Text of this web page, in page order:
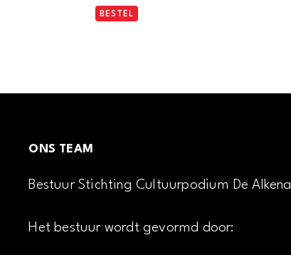
BESTEL
ONS TEAM
Bestuur Stichting Cultuurpodium De
Het bestuur wordt gevormd door: